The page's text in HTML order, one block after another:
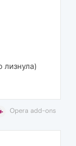
лизнула)
Opera add-ons